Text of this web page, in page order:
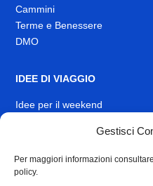
Gestisci
Per maggiori informazioni
policy.
Cammini
Terme e Benessere
DMO
IDEE DI VIAGGIO
Idee per il weekend
INFO